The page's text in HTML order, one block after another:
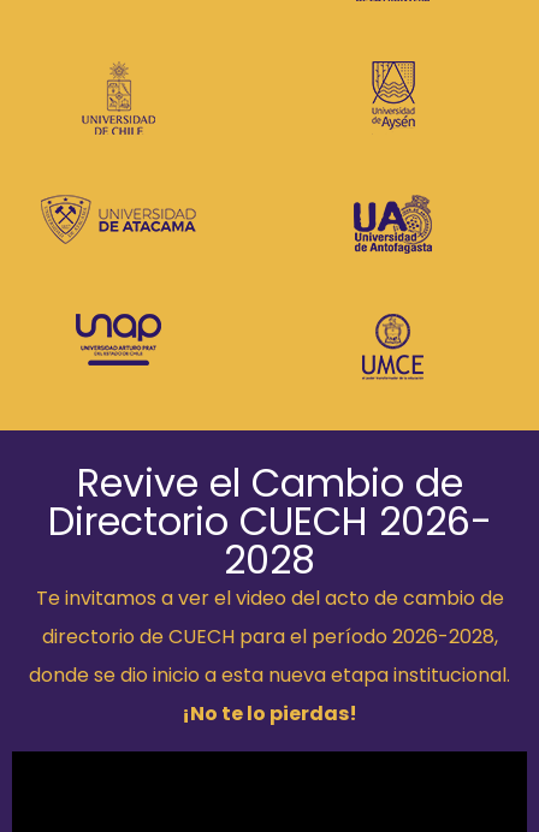
Revive el Cambio de
Directorio CUECH 2026-
2028
Te invitamos a ver el video del acto de cambio de
directorio de CUECH para el período 2026-2028,
donde se dio inicio a esta nueva etapa institucional.
¡No te lo pierdas!